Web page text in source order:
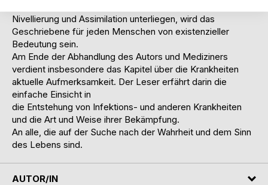
Nivellierung und Assimilation unterliegen, wird das
Geschriebene für jeden Menschen von existenzieller
Bedeutung sein.
Am Ende der Abhandlung des Autors und Mediziners
verdient insbesondere das Kapitel über die Krankheiten
aktuelle Aufmerksamkeit. Der Leser erfährt darin die
einfache Einsicht in
die Entstehung von Infektions- und anderen Krankheiten
und die Art und Weise ihrer Bekämpfung.
An alle, die auf der Suche nach der Wahrheit und dem Sinn
des Lebens sind.
AUTOR/IN